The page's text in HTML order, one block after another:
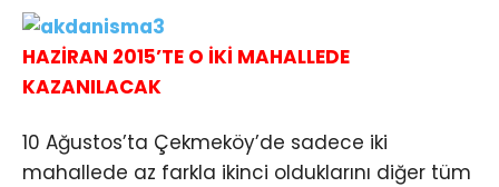
HAZİRAN 2015’TE O İKİ MAHALLEDE
KAZANILACAK
10 Ağustos’ta Çekmeköy’de sadece iki
mahallede az farkla ikinci olduklarını diğer tüm